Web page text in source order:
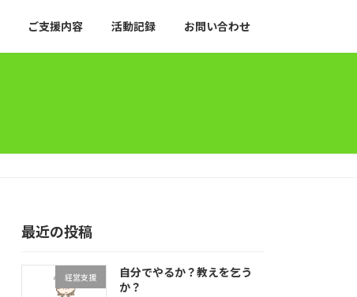
ご支援内容 活動記録 お問い合わせ
最近の投稿
経営支援
自分でやるか？教えを乞う
か？